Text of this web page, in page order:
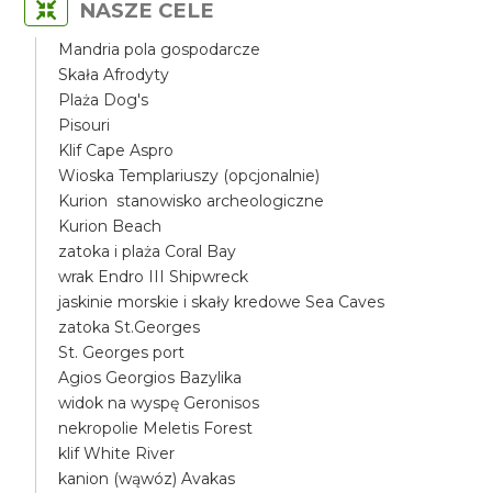
NASZE CELE
Mandria pola gospodarcze
Skała Afrodyty
Plaża Dog's
Pisouri
Klif Cape Aspro
Wioska Templariuszy (opcjonalnie)
Kurion stanowisko archeologiczne
Kurion Beach
zatoka i plaża Coral Bay
wrak Endro III Shipwreck
jaskinie morskie i skały kredowe Sea Caves
zatoka St.Georges
St. Georges port
Agios Georgios Bazylika
widok na wyspę Geronisos
nekropolie Meletis Forest
klif White River
kanion (wąwóz) Avakas